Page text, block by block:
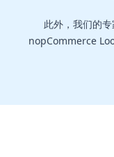
此外，我们的
nopCommerce